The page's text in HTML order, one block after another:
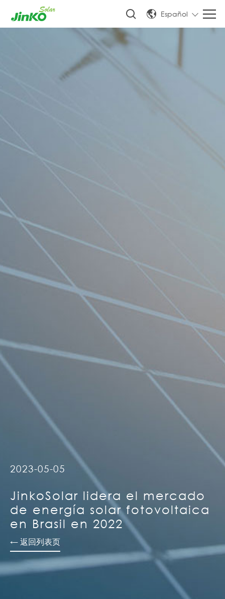
Español
2023-05-05
JinkoSolar lidera el mercado
de energía solar fotovoltaica
en Brasil en 2022
← 返回列表页